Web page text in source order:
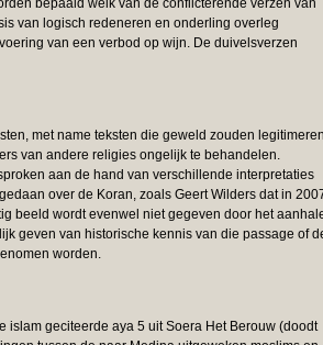
bepaald welk van de conflicterende verzen van
van logisch redeneren en onderling overleg
van een verbod op wijn. De duivelsverzen
met name teksten die geweld zouden legitimeren
van andere religies ongelijk te behandelen.
aan de hand van verschillende interpretaties
over de Koran, zoals Geert Wilders dat in
beeld wordt evenwel niet gegeven door het
geven van historische kennis van die passage of
worden.
islam geciteerde aya 5 uit Soera Het Berouw (doodt